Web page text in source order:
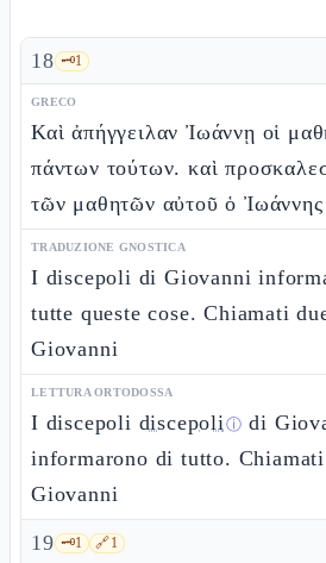
18 🗝️1
GRECO
Καὶ ἀπήγγειλαν Ἰωάννῃ οἱ
πάντων τούτων. καὶ
τῶν μαθητῶν αὐτοῦ ὁ Ἰωάννης
TRADUZIONE GNOSTICA
I discepoli di Giovanni
tutte queste cose. Chiamati
Giovanni
LETTURA ORTODOSSA
I discepoli discepoliⓘ di
informarono di tutto.
Giovanni
19 🗝️1 🔗1